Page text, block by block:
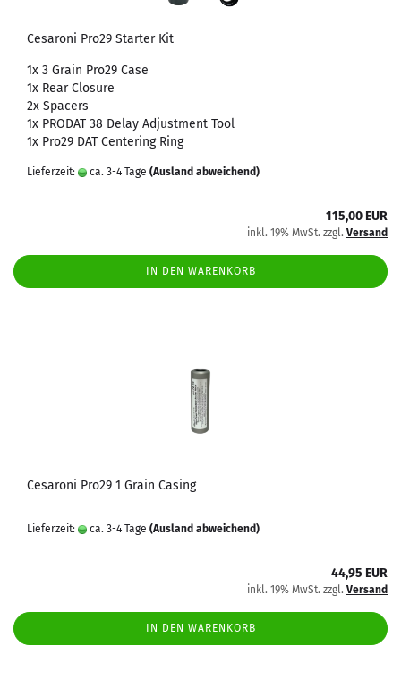
Cesaroni Pro29 Starter Kit
1x 3 Grain Pro29 Case
1x Rear Closure
2x Spacers
1x PRODAT 38 Delay Adjustment Tool
1x Pro29 DAT Centering Ring
Lieferzeit: ca. 3-4 Tage (Ausland abweichend)
115,00 EUR
inkl. 19% MwSt. zzgl. Versand
IN DEN WARENKORB
Cesaroni Pro29 1 Grain Casing
Lieferzeit: ca. 3-4 Tage (Ausland abweichend)
44,95 EUR
inkl. 19% MwSt. zzgl. Versand
IN DEN WARENKORB